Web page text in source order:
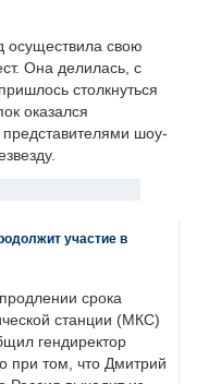
осуществила свою
Она делилась, с
столкнуться
оказался
шоу-
участие в
срока
станции (МКС)
гендиректор
при том, что Дмитрий